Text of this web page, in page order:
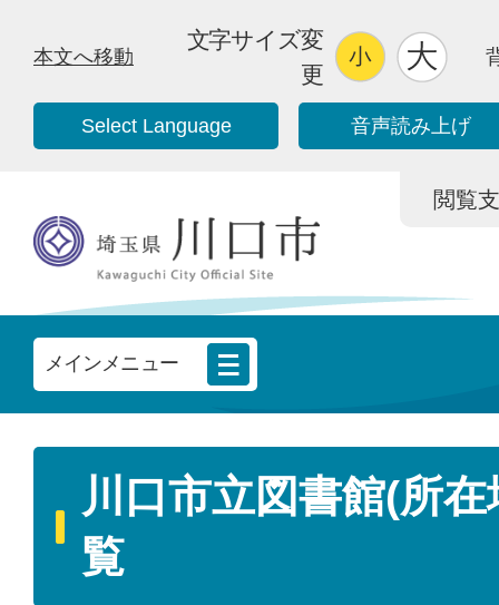
本文へ移動
文字サイズ変
更
Select Language 音声読み上げ
閲覧
メインメニュー
川口市立図書館(所
覧